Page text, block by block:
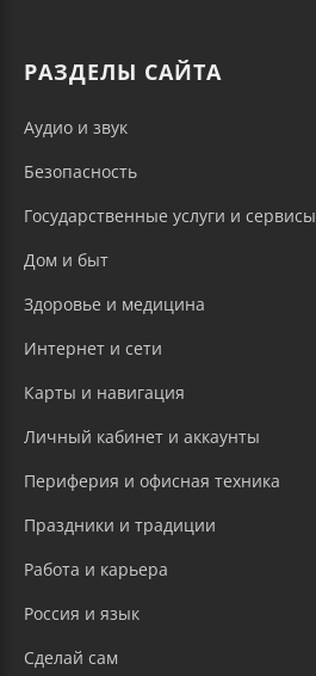
РАЗДЕЛЫ САЙТА
Аудио и звук
Безопасность
Государственные услуги и сервисы
Дом и быт
Здоровье и медицина
Интернет и сети
Карты и навигация
Личный кабинет и аккаунты
Периферия и офисная техника
Праздники и традиции
Работа и карьера
Россия и язык
Сделай сам